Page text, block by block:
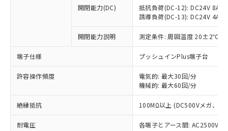
開閉能力(DC)
抵抗負荷(DC-12): DC24V 8A/
誘導負荷(DC-13): DC24V 4A/
開閉能力説明 測定条件: 周囲温度 20±2℃、
端子仕様 プッシュインPlus端子台
許容操作頻度
電気的: 最大30回/分
機械的: 最大60回/分
絶縁抵抗 100MΩ以上 (DC500Vメガ、点
耐電圧
各端子とアース間: AC2500V
本サービスは、当社制御機器事業取扱
商品の当社在庫状況および標準価格
(税抜)を提供させていただくもので
当社制御機器事業取扱商品の中には、
本サービスの対象外となる商品もある
ことをご了承ください。
在庫状況および標準価格照会結果は、
記載している更新日時点での社内デー
タに基づき作成されるものであり、閲
覧された時点での実際の在庫および標
準価格とは異なる場合があることをご
調査・確認中：EU RoHS指令（10物質）の
非含有の対応状況を調査中または確認中の
非該当品：ライセンス料など無形物で、有
害物質有無と関係のない商品です。
仕入先様の事情により、非含有部品として
いたものが、含有品と判明した場合などや
むを得ず変更することがあります。
*EU RoHS指令（10物質）：
鉛(Pb) 1000ppm以下、 水銀(Hg) 1000ppm以下、 カド
六価クロム(Cr(Ⅵ)) 1000ppm以下、ポリ臭化ビフェニル
※1 中国RoHS○×表
「○」：最大均質材料含有率が中国RoHSの
基準値以下であることを示します。
「×」：最大均質材料含有率が中国RoHSの
基準値を超えていることを示します。
「－」：未確認です。当社販売部門へお問
*中国RoHS10物質の基準値 (GB/T26572)：
当社は、これら貴社製品のうち、外国
為替および外国貿易法に定める商品
（以下｢規制貨物等」という）を輸出
または国外への提供する場合は、日本
国政府の輸出許可(または役務取引許
可)を取得するなどの必要な手続きを